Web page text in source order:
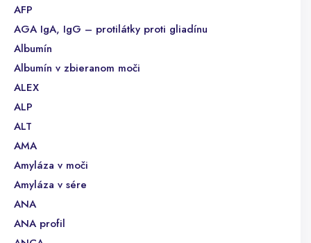
AFP
AGA IgA, IgG – protilátky proti gliadínu
Albumín
Albumín v zbieranom moči
ALEX
ALP
ALT
AMA
Amyláza v moči
Amyláza v sére
ANA
ANA profil